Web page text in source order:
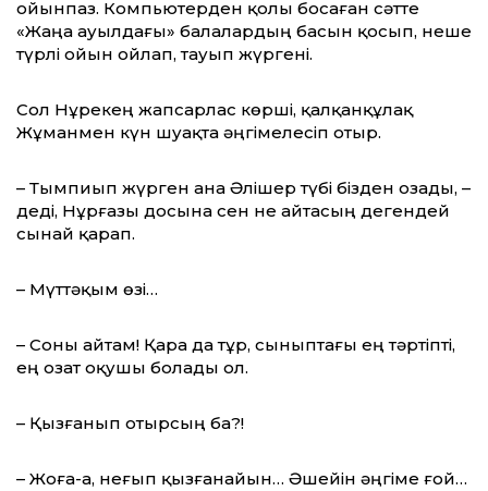
ойынпаз. Компьютерден қолы босаған сәтте
«Жаңа ауылдағы» балалардың басын қосып, неше
түрлі ойын ойлап, тауып жүргені.
Сол Нұрекең жапсарлас көрші, қалқанқұлақ
Жұманмен күн шуақта әңгімелесіп отыр.
– Тымпиып жүрген ана Әлішер түбі бізден озады, –
деді, Нұрғазы досына сен не айтасың дегендей
сынай қарап.
– Мүттәқым өзі…
– Соны айтам! Қара да тұр, сыныптағы ең тәртіпті,
ең озат оқушы болады ол.
– Қызғанып отырсың ба?!
– Жоға-а, неғып қызғанайын… Әшейін әңгіме ғой…